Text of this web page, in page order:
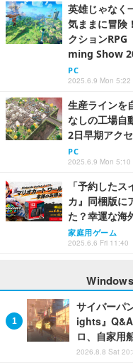
英雄じゃなく
気ままに冒険
クション
ming Show
PC
2025.6.9 Mon 5:22
生産ラインを
なしの工場自
2日早期アク
PC
2025.6.9 Mon 5:10
「予約した
カ』同梱版に
た？幸運な海
家庭用ゲーム
2025.6.6 Fri 11:40
サイバーパ
ights』Q&A
ロ、自家用
2026.8.8 Sat